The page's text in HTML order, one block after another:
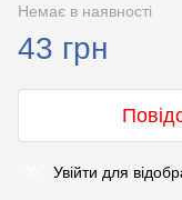
Немає в наявності
43 грн
Увійти для